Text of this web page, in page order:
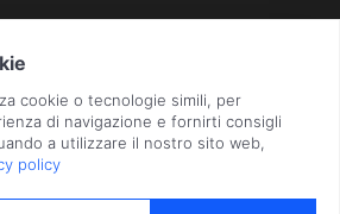
· Capitale Sociale i.v. € 800.000,00